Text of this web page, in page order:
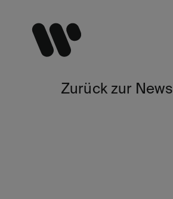
Zurück zur News